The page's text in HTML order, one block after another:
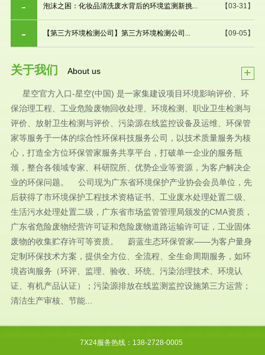
【03-31】
泡沫之困：化妆品清洗废水背后的环境监测新挑...
【09-05】
【第三方环境检测公司】第三方环境检测公司...
关于我们 About us +
星空官方入口-星空(中国) 是一家集建设项目环境影响评价、环
保治理工程、工业危险废物回收处理、环境检测、职业卫生检测与
评价、放射卫生检测与评价、污染源在线监控设备及运维、环保管
家等服务于一体的综合性环保科技服务公司，以技术质量服务为核
心，打造全方位环保管家服务共享平台，打破单一企业的服务瓶
颈，整合各领域专家、科研院所、优势企业等资源，为客户解决企
业的环保问题。 公司现为广东省环境保护产业协会会员单位，先
后获得了市环境保护工程技术资格证书、工业废水处理处置二级、
生活污水处理处置二级，广东省市场监管管理局颁发的CMA资质，
广东省危险废物经营许可证和危险废物道路运输许可证，工业固体
废物的收集贮存许可等资质。 蔚蓝生态环保管家——为客户量身
定制环保技术方案，提供全方位、全流程、全生命周期服务，如环
境咨询服务（环评、监理、验收、环统、污染治理技术、环境认
证、有机产品认证）；污染源排放在线监测监控设施第三方运营；
清洁生产审核、节能...
7X24服务热线：138-2728-0005